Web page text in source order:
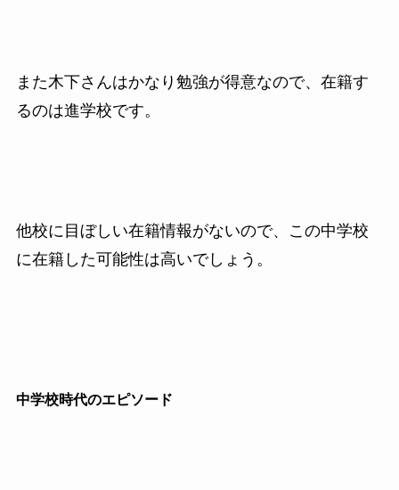
また木下さんはかなり勉強が得意なので、在籍す
るのは進学校です。
他校に目ぼしい在籍情報がないので、この中学校
に在籍した可能性は高いでしょう。
中学校時代のエピソード